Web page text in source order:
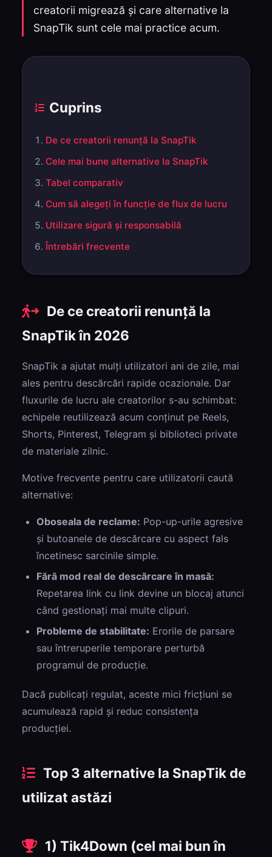
creatorii migrează și care alternative la
SnapTik sunt cele mai practice acum.
Cuprins
De ce creatorii renunță la SnapTik
Cele mai bune alternative la SnapTik
Tabel comparativ
Cum să alegeți în funcție de flux de lucru
Utilizare sigură și responsabilă
Întrebări frecvente
De ce creatorii renunță la
SnapTik în 2026
SnapTik a ajutat mulți utilizatori ani de zile, mai
ales pentru descărcări rapide ocazionale. Dar
fluxurile de lucru ale creatorilor s-au schimbat:
echipele reutilizează acum conținut pe Reels,
Shorts, Pinterest, Telegram și biblioteci private
de materiale zilnic.
Motive frecvente pentru care utilizatorii caută
alternative:
Oboseala de reclame: Pop-up-urile agresive
și butoanele de descărcare cu aspect fals
încetinesc sarcinile simple.
Fără mod real de descărcare în masă:
Repetarea link cu link devine un blocaj atunci
când gestionați mai multe clipuri.
Probleme de stabilitate: Erorile de parsare
sau întreruperile temporare perturbă
programul de producție.
Dacă publicați regulat, aceste mici fricțiuni se
acumulează rapid și reduc consistența
producției.
Top 3 alternative la SnapTik de
utilizat astăzi
1) Tik4Down (cel mai bun în